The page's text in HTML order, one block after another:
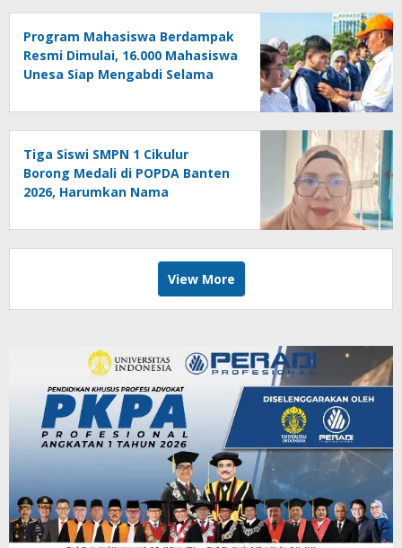
Program Mahasiswa Berdampak
Resmi Dimulai, 16.000 Mahasiswa
Unesa Siap Mengabdi Selama
Tiga Siswi SMPN 1 Cikulur
Borong Medali di POPDA Banten
2026, Harumkan Nama
View More